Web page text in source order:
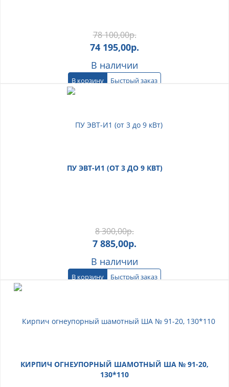
78 100,00р.
74 195,00р.
В наличии
В корзину Быстрый заказ
ПУ ЭВТ-И1 (ОТ 3 ДО 9 КВТ)
8 300,00р.
7 885,00р.
В наличии
В корзину Быстрый заказ
КИРПИЧ ОГНЕУПОРНЫЙ ШАМОТНЫЙ ША № 91-20,
130*110